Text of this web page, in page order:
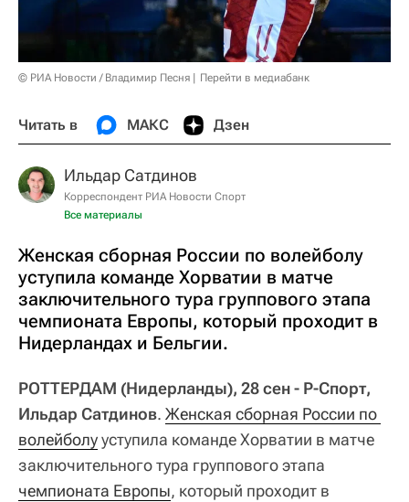
© РИА Новости / Владимир Песня Перейти в медиабанк
Читать в МАКС Дзен
Ильдар Сатдинов
Корреспондент РИА Новости Спорт
Все материалы
Женская сборная России по волейболу
уступила команде Хорватии в матче
заключительного тура группового этапа
чемпионата Европы, который проходит в
Нидерландах и Бельгии.
РОТТЕРДАМ (Нидерланды), 28 сен - Р-Спорт,
Ильдар Сатдинов. Женская сборная России по
волейболууступила команде Хорватии в матче
заключительного тура группового этапа
чемпионата Европы, который проходит в